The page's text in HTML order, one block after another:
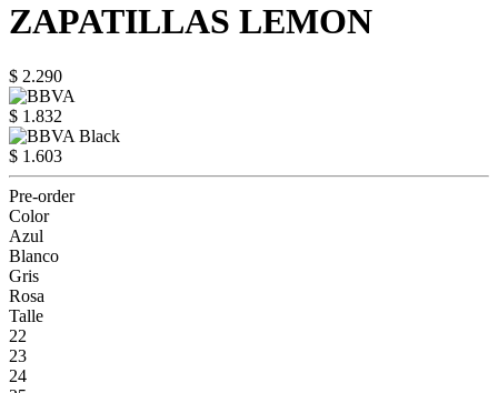
ZAPATILLAS LEMON
$ 2.290
$ 1.832
$ 1.603
Pre-order
Color
Azul
Blanco
Gris
Rosa
Talle
22
23
24